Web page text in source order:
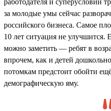
за молодые умы сейчас
российского бизнеса. Самое
10 лет ситуация не улучшится.
можно заметить — ребят в
впрочем, как и детей
потомкам предстоит обойти
демографическую яму.